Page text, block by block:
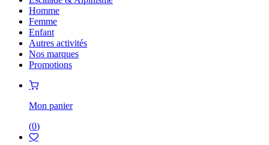
Homme
Femme
Enfant
Autres activités
Nos marques
Promotions
Mon panier
(0)